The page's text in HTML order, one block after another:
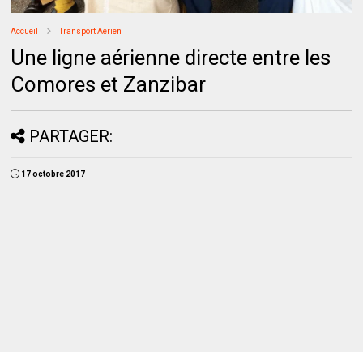
Accueil Transport Aérien
Une ligne aérienne directe entre les
Comores et Zanzibar
PARTAGER:
17 octobre 2017